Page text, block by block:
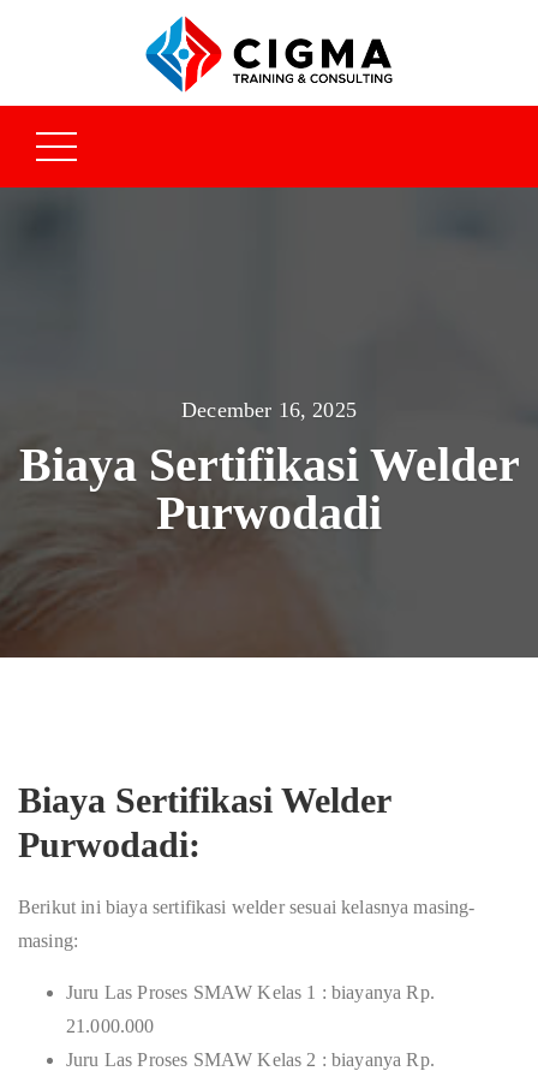
December 16, 2025
Biaya Sertifikasi Welder
Purwodadi
Biaya Sertifikasi Welder
Purwodadi:
Berikut ini biaya sertifikasi welder sesuai kelasnya masing-
masing:
Juru Las Proses SMAW Kelas 1 : biayanya Rp.
21.000.000
Juru Las Proses SMAW Kelas 2 : biayanya Rp.